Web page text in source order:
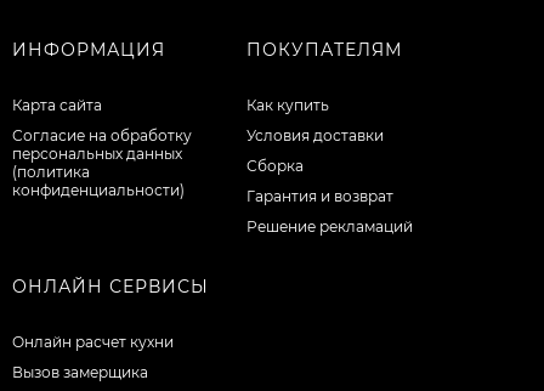
ИНФОРМАЦИЯ
Карта сайта
Согласие на обработку
персональных данных
(политика
конфиденциальности)
ПОКУПАТЕЛЯМ
Как купить
Условия доставки
Сборка
Гарантия и возврат
Решение рекламаций
ОНЛАЙН СЕРВИСЫ
Онлайн расчет кухни
Вызов замерщика